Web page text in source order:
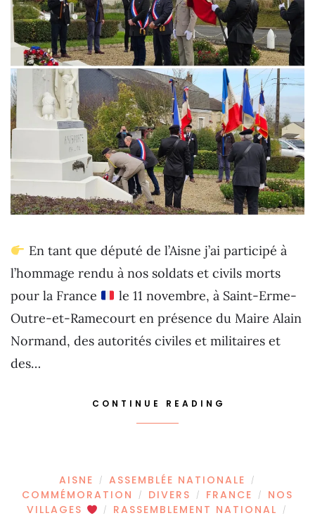
En tant que député de l’Aisne j’ai participé à
l’hommage rendu à nos soldats et civils morts
pour la France
le 11 novembre, à Saint-Erme-
Outre-et-Ramecourt en présence du Maire Alain
Normand, des autorités civiles et militaires et
des…
CONTINUE READING
AISNE / ASSEMBLÉE NATIONALE /
COMMÉMORATION / DIVERS / FRANCE /
NOS
VILLAGES
/ RASSEMBLEMENT NATIONAL /